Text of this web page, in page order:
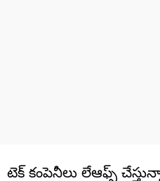
టెక్ కంపెనీలు లేఆఫ్స్